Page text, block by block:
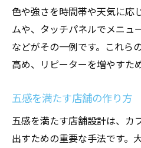
色や強さを時間帯や天気に応
ムや、タッチパネルでメニュ
などがその一例です。これら
高め、リピーターを増やすた
五感を満たす店舗の作り方
五感を満たす店舗設計は、カ
出すための重要な手法です。